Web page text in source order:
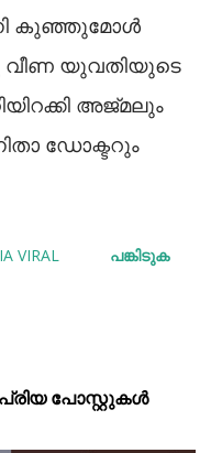
കുഞ്ഞുമോള്‍
വീണ യുവതിയുടെ
അജ്‌മലും
ഡോക്ടറും
VIRAL പങ്കിടുക
പോസ്റ്റുകള്‍‌